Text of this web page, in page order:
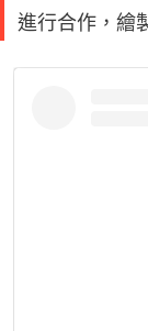
進行合作，繪